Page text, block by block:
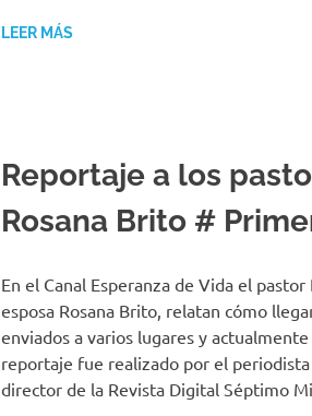
LEER MÁS
Reportaje a los
Rosana Brito #
En el Canal Esperanza de Vida el
esposa Rosana Brito, relatan cómo
enviados a varios lugares y actualmente
reportaje fue realizado por el periodista
director de la Revista Digital Séptimo